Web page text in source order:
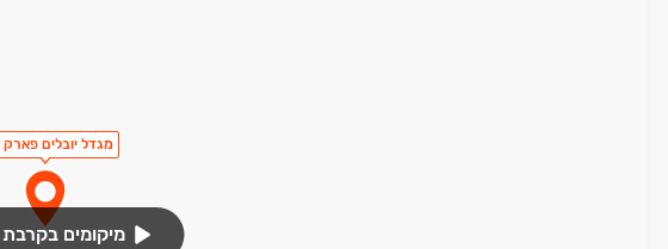
מגדל יובלים פארק
מיקומים